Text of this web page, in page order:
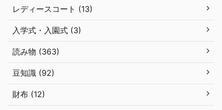
レディースコート (13)
入学式・入園式 (3)
読み物 (363)
豆知識 (92)
財布 (12)